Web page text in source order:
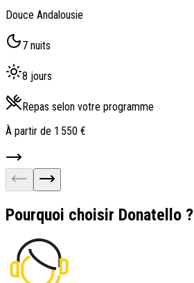
Douce Andalousie
7 nuits
8 jours
Repas selon votre programme
À partir de 1 550 €
Pourquoi choisir Donatello ?